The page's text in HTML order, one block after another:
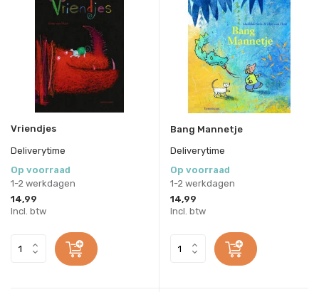
Vriendjes
Deliverytime
Op voorraad
1-2 werkdagen
14,99
Incl. btw
Bang Mannetje
Deliverytime
Op voorraad
1-2 werkdagen
14,99
Incl. btw